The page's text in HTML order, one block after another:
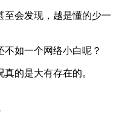
至会发现，越是懂的少一
如一个网络小白呢？
的是大有存在的。